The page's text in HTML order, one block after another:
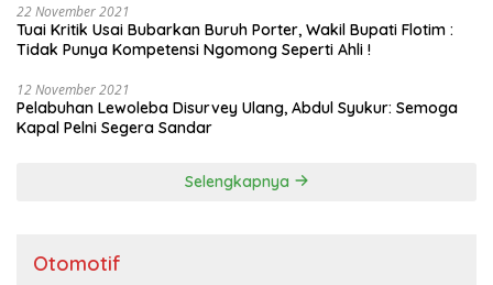
22 November 2021
Tuai Kritik Usai Bubarkan Buruh Porter, Wakil Bupati Flotim :
Tidak Punya Kompetensi Ngomong Seperti Ahli !
12 November 2021
Pelabuhan Lewoleba Disurvey Ulang, Abdul Syukur: Semoga
Kapal Pelni Segera Sandar
Selengkapnya
Otomotif